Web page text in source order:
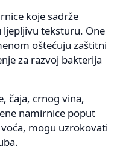
koje sadrže
ljepljivu teksturu. One
oštećuju zaštitni
za razvoj bakterija
čaja, crnog vina,
namirnice poput
mogu uzrokovati